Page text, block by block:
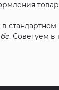
. Советуем в